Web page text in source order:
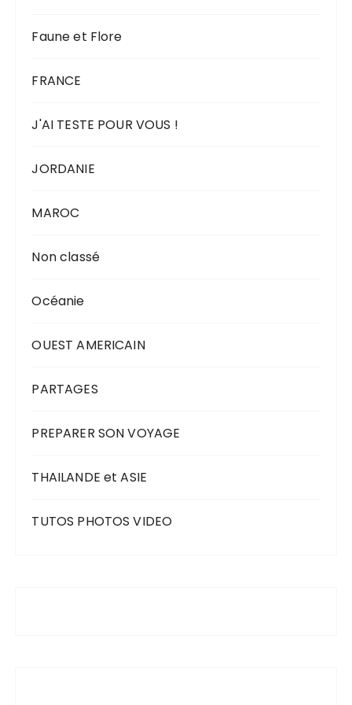
Faune et Flore
FRANCE
J'AI TESTE POUR VOUS !
JORDANIE
MAROC
Non classé
Océanie
OUEST AMERICAIN
PARTAGES
PREPARER SON VOYAGE
THAILANDE et ASIE
TUTOS PHOTOS VIDEO